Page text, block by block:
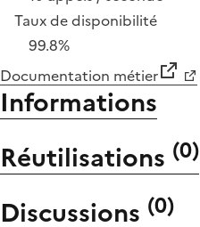
Taux de disponibilité
99.8%
Documentation métier
Informations
Réutilisations (0)
Discussions (0)